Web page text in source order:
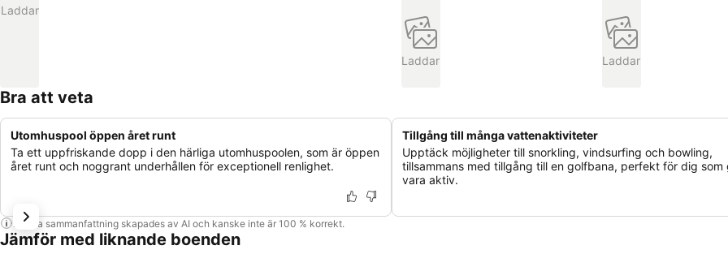
Laddar
Laddar Laddar
Bra att veta
Utomhuspool öppen året runt
Ta ett uppfriskande dopp i den härliga utomhuspoolen, som är öppen
året runt och noggrant underhållen för exceptionell renlighet.
Tillgång till många vattenaktiviteter
Upptäck möjligheter till snorkling, vindsurfing och bowling,
tillsammans med tillgång till en golfbana, perfekt för dig som
vara aktiv.
Denna sammanfattning skapades av AI och kanske inte är 100 % korrekt.
Jämför med liknande boenden